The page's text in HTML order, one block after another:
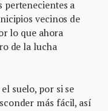
pertenecientes a
vecinos de
lo que ahora
de la lucha
suelo, por si se
más fácil, así